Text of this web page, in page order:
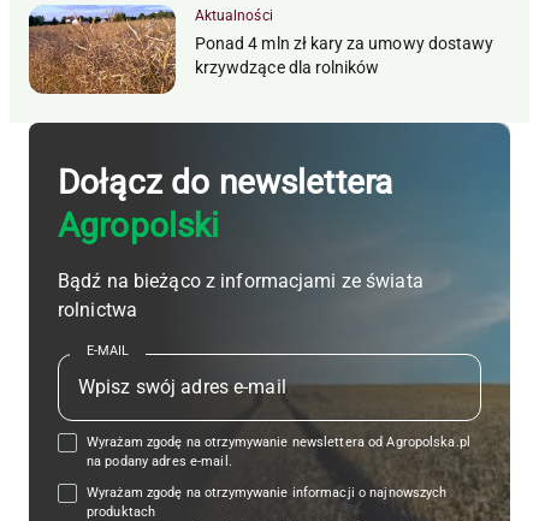
Aktualności
Ponad 4 mln zł kary za umowy dostawy
krzywdzące dla rolników
Dołącz do newslettera
Agropolski
Bądź na bieżąco z informacjami ze świata
rolnictwa
E-MAIL
Wyrażam zgodę na otrzymywanie newslettera od Agropolska.pl
na podany adres e-mail.
Wyrażam zgodę na otrzymywanie informacji o najnowszych
produktach